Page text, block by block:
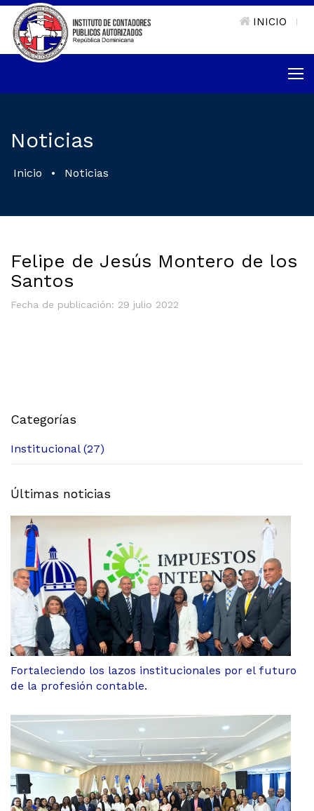
INICIO
Noticias
Inicio • Noticias
Felipe de Jesús Montero de los
Santos
Fecha de publicación: 29 julio 2022
Categorías
Institucional (27)
Últimas noticias
Fortaleciendo los lazos institucionales por el futuro
de la profesión contable.